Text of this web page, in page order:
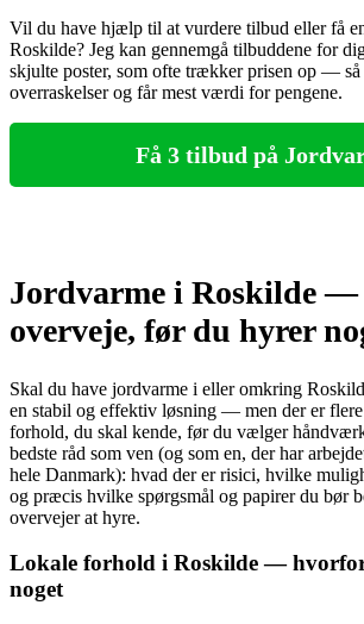
Vil du have hjælp til at vurdere tilbud eller få
Roskilde? Jeg kan gennemgå tilbuddene for
skjulte poster, som ofte trækker prisen op — så
overraskelser og får mest værdi for pengene.
Få 3 tilbud på
Jordvarme i Roskilde —
overveje, før du hyrer
Skal du have jordvarme i eller omkring
en stabil og effektiv løsning — men der er
forhold, du skal kende, før du vælger
bedste råd som ven (og som en, der har
hele Danmark): hvad der er risici, hvilke
og præcis hvilke spørgsmål og papirer du bør
overvejer at hyre.
Lokale forhold i Roskilde —
noget